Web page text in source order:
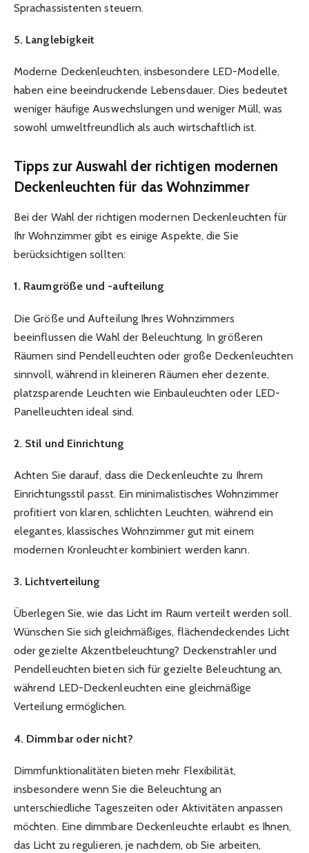
Sprachassistenten steuern.
5. Langlebigkeit
Moderne Deckenleuchten, insbesondere LED-Modelle,
haben eine beeindruckende Lebensdauer. Dies bedeutet
weniger häufige Auswechslungen und weniger Müll, was
sowohl umweltfreundlich als auch wirtschaftlich ist.
Tipps zur Auswahl der richtigen modernen
Deckenleuchten für das Wohnzimmer
Bei der Wahl der richtigen modernen Deckenleuchten für
Ihr Wohnzimmer gibt es einige Aspekte, die Sie
berücksichtigen sollten:
1. Raumgröße und -aufteilung
Die Größe und Aufteilung Ihres Wohnzimmers
beeinflussen die Wahl der Beleuchtung. In größeren
Räumen sind Pendelleuchten oder große Deckenleuchten
sinnvoll, während in kleineren Räumen eher dezente,
platzsparende Leuchten wie Einbauleuchten oder LED-
Panelleuchten ideal sind.
2. Stil und Einrichtung
Achten Sie darauf, dass die Deckenleuchte zu Ihrem
Einrichtungsstil passt. Ein minimalistisches Wohnzimmer
profitiert von klaren, schlichten Leuchten, während ein
elegantes, klassisches Wohnzimmer gut mit einem
modernen Kronleuchter kombiniert werden kann.
3. Lichtverteilung
Überlegen Sie, wie das Licht im Raum verteilt werden soll.
Wünschen Sie sich gleichmäßiges, flächendeckendes Licht
oder gezielte Akzentbeleuchtung? Deckenstrahler und
Pendelleuchten bieten sich für gezielte Beleuchtung an,
während LED-Deckenleuchten eine gleichmäßige
Verteilung ermöglichen.
4. Dimmbar oder nicht?
Dimmfunktionalitäten bieten mehr Flexibilität,
insbesondere wenn Sie die Beleuchtung an
unterschiedliche Tageszeiten oder Aktivitäten anpassen
möchten. Eine dimmbare Deckenleuchte erlaubt es Ihnen,
das Licht zu regulieren, je nachdem, ob Sie arbeiten,